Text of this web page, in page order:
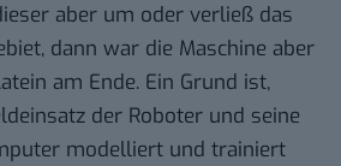
aber um oder verließ das
dann war die Maschine aber
am Ende. Ein Grund ist,
der Roboter und seine
modelliert und trainiert